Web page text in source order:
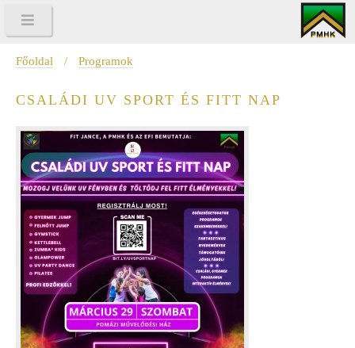
Főoldal / Programok
CSALÁDI UV SPORT ÉS FITT NAP